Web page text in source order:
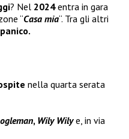
? Nel 2024entra in gara
“Casa mia“. Tra gli altri
nella quarta serata
, Wily Wilye, in via